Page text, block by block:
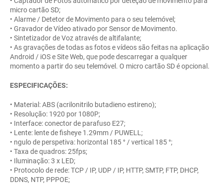
micro cartão SD;
• Alarme / Detetor de Movimento para o seu telemóvel;
• Gravador de Vídeo ativado por Sensor de Movimento.
• Sintetizador de Voz através de altifalante;
• As gravações de todas as fotos e vídeos são feitas na aplicação
Android / iOS e Site Web, que pode descarregar a qualquer
momento a partir do seu telemóvel. O micro cartão SD é opcional.
ESPECIFICAÇÕES:
• Material: ABS (acrilonitrilo butadieno estireno);
• Resolução: 1920 por 1080P;
• Interface: conector de parafuso E27;
• Lente: lente de fisheye 1.29mm / PUWELL;
• ngulo de perspetiva: horizontal 185 ° / vertical 185 °;
• Taxa de quadros: 25fps;
• Iluminação: 3 x LED;
• Protocolo de rede: TCP / IP, UDP / IP, HTTP, SMTP, FTP, DHCP,
DDNS, NTP, PPPOE;